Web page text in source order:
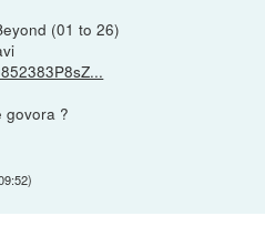
(01 to 26)
govora ?
)